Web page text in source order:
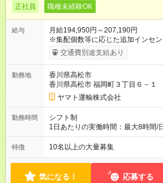
正社員 職種未経験OK
給与
月給194,950円～207,190円
※集配個数等に応じた追加インセ
地によって異なる 加えて、インセンティブ・超勤手当・通勤手
当・扶養手当など各種手当が充実しています。
と同じです。
交通費別途支給あり
勤務地
香川県高松市
香川県高松市 福岡町３丁目６－１
ヤマト運輸株式会社
勤務時間
シフト制
1日あたりの実働時間：最大8時間/
間 週所定40時間 月間所定時間
度） 年間所定時間 1，976時間（
勤務交番表(シフト制／15日締め)
よる管理
特徴 10名以上の大量募集
気になる！ 応募する